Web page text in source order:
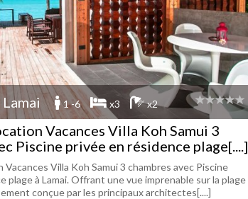
1 -6 x3 x2
Vacances Villa Koh Samui 3
Piscine privée en résidence plage[....]
Vacances Villa Koh Samui 3 chambres avec Piscine
plage à Lamai. Offrant une vue imprenable sur la plage
conçue par les principaux architectes[....]